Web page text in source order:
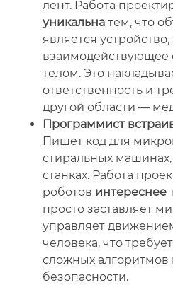
лент. Работа
уникальна тем, что
является
взаимодействующее
телом. Это
ответственность и
другой области —
Программист
Пишет код для
стиральных
станках. Работа
роботов интереснее
просто заставляет
управляет
человека, что
сложных алгоритмов
безопасности.